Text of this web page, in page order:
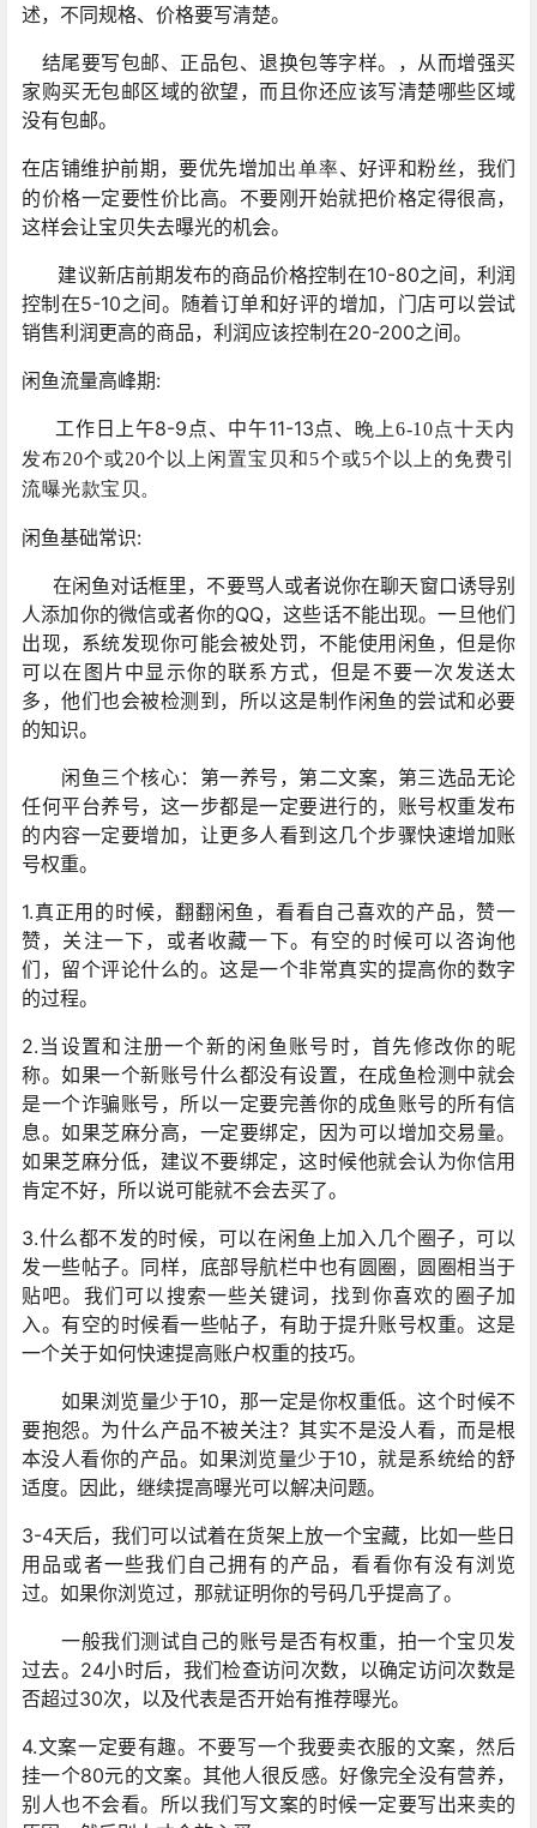
述，不同规格、价格要写清楚。
结尾要写包邮、正品包、退换包等字样。，从而增强买
家购买无包邮区域的欲望，而且你还应该写清楚哪些区域
没有包邮。
在店铺维护前期，要优先增加出单率、好评和粉丝，我们
的价格一定要性价比高。不要刚开始就把价格定得很高，
这样会让宝贝失去曝光的机会。
建议新店前期发布的商品价格控制在10-80之间，利润
控制在5-10之间。随着订单和好评的增加，门店可以尝试
销售利润更高的商品，利润应该控制在20-200之间。
闲鱼流量高峰期:
工作日上午8-9点、中午11-13点、
晚上6-10点十天内
发布20个或20个以上闲置宝贝和5个或5个以上的免费引
流曝光款宝贝。
闲鱼基础常识:
在闲鱼对话框里，不要骂人或者说你在聊天窗口诱导别
人添加你的微信或者你的QQ，这些话不能出现。一旦他们
出现，系统发现你可能会被处罚，不能使用闲鱼，但是你
可以在图片中显示你的联系方式，但是不要一次发送太
多，他们也会被检测到，所以这是制作闲鱼的尝试和必要
的知识。
闲鱼三个核心：第一养号，第二文案，第三选品无论
任何平台养号，这一步都是一定要进行的，账号权重发布
的内容一定要增加，让更多人看到这几个步骤快速增加账
号权重。
1.真正用的时候，翻翻闲鱼，看看自己喜欢的产品，赞一
赞，关注一下，或者收藏一下。有空的时候可以咨询他
们，留个评论什么的。这是一个非常真实的提高你的数字
的过程。
2.当设置和注册一个新的闲鱼账号时，首先修改你的昵
称。如果一个新账号什么都没有设置，在成鱼检测中就会
是一个诈骗账号，所以一定要完善你的成鱼账号的所有信
息。如果芝麻分高，一定要绑定，因为可以增加交易量。
如果芝麻分低，建议不要绑定，这时候他就会认为你信用
肯定不好，所以说可能就不会去买了。
3.什么都不发的时候，可以在闲鱼上加入几个圈子，可以
发一些帖子。同样，底部导航栏中也有圆圈，圆圈相当于
贴吧。我们可以搜索一些关键词，找到你喜欢的圈子加
入。有空的时候看一些帖子，有助于提升账号权重。这是
一个关于如何快速提高账户权重的技巧。
如果浏览量少于10，那一定是你权重低。这个时候不
要抱怨。为什么产品不被关注？其实不是没人看，而是根
本没人看你的产品。如果浏览量少于10，就是系统给的舒
适度。因此，继续提高曝光可以解决问题。
3-4天后，我们可以试着在货架上放一个宝藏，比如一些日
用品或者一些我们自己拥有的产品，看看你有没有浏览
过。如果你浏览过，那就证明你的号码几乎提高了。
一般我们测试自己的账号是否有权重，拍一个宝贝发
过去。24小时后，我们检查访问次数，以确定访问次数是
否超过30次，以及代表是否开始有推荐曝光。
4.文案一定要有趣。不要写一个我要卖衣服的文案，然后
挂一个80元的文案。其他人很反感。好像完全没有营养，
别人也不会看。所以我们写文案的时候一定要写出来卖的